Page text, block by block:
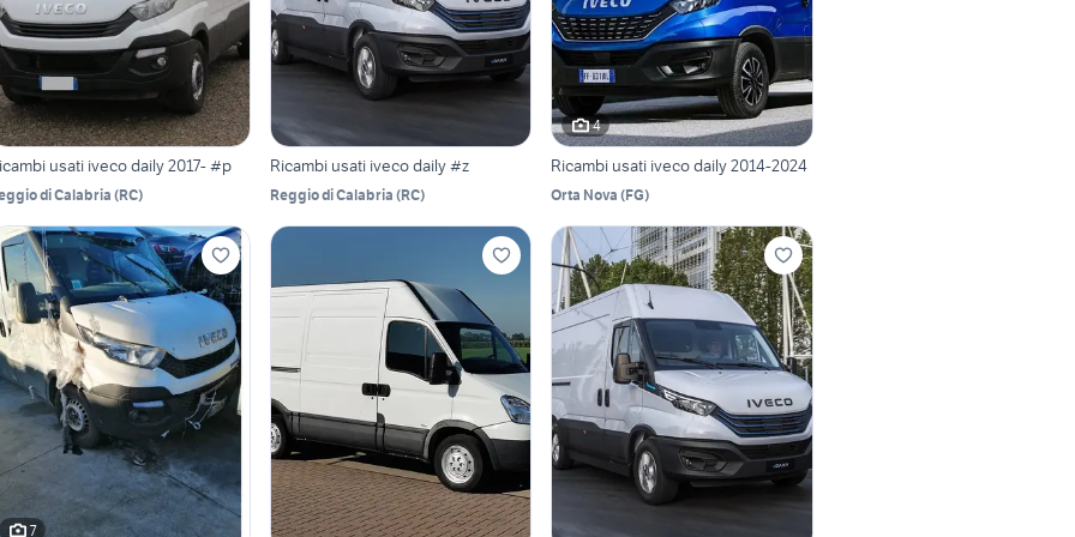
usati iveco daily 2017- #p
di Calabria (RC)
Ricambi usati iveco daily #z
Reggio di Calabria (RC)
4
Ricambi usati iveco daily 2014-2024
Orta Nova (FG)
7